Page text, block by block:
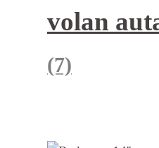
volan
(7)